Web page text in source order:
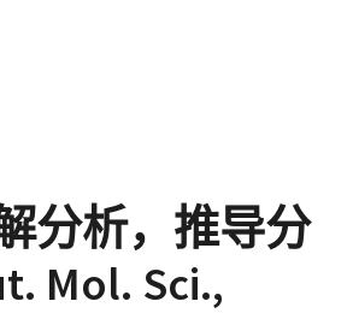
分析，推导分
Mol. Sci.,